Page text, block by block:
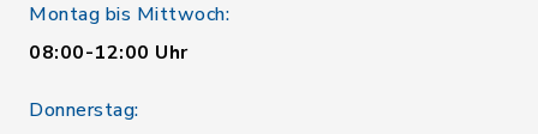
Montag bis Mittwoch:
08:00-12:00 Uhr
Donnerstag: